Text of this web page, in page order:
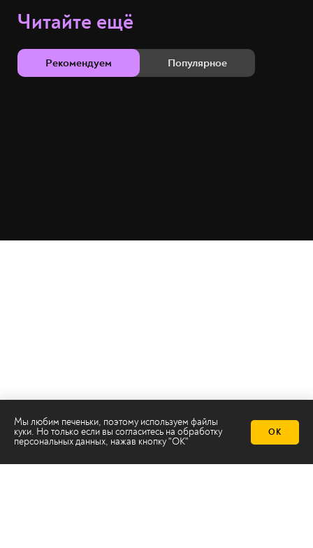
Читайте ещё
Рекомендуем Популярное
Мы любим печеньки, поэтому используем файлы
куки. Но только если вы согласитесь на обработку
персональных данных, нажав кнопку "ОК"
ОК
Телеканал 2х2
Онлайн-эфир
Все авторы
Все темы